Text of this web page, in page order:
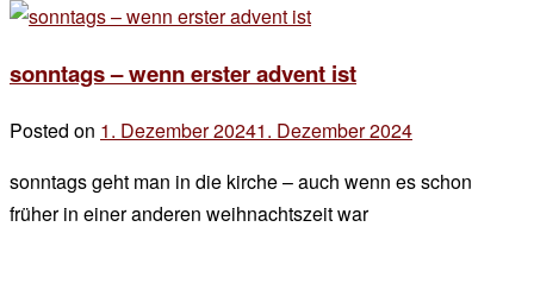
zu
von
19
sonntags – wenn erster advent ist
Posted on 1. Dezember 20241. Dezember 2024
chef
sonntags geht man in die kirche – auch wenn es schon
früher in einer anderen weihnachtszeit war